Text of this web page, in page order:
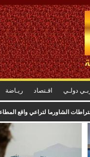
دولـي اقـتصاد ريـاضة
الشاورما لتراعي واقع